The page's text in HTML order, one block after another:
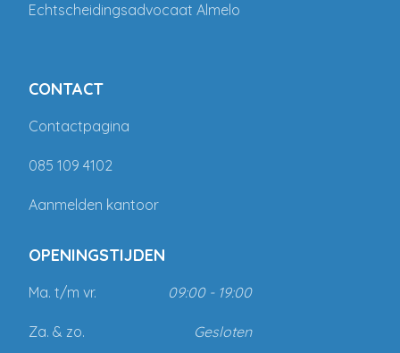
Echtscheidingsadvocaat Almelo
CONTACT
Contactpagina
085 109 4102
Aanmelden kantoor
OPENINGSTIJDEN
Ma. t/m vr. 09:00 - 19:00
Za. & zo. Gesloten